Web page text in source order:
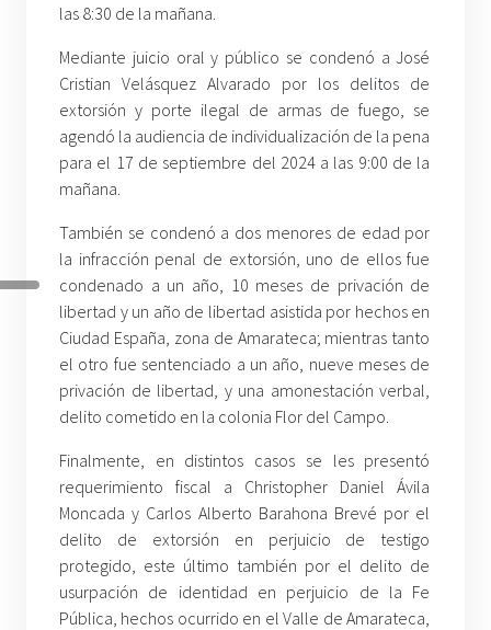
las 8:30 de la mañana.
Mediante juicio oral y público se condenó a José
Cristian Velásquez Alvarado por los delitos de
extorsión y porte ilegal de armas de fuego, se
agendó la audiencia de individualización de la pena
para el 17 de septiembre del 2024 a las 9:00 de la
mañana.
También se condenó a dos menores de edad por
la infracción penal de extorsión, uno de ellos fue
condenado a un año, 10 meses de privación de
libertad y un año de libertad asistida por hechos en
Ciudad España, zona de Amarateca; mientras tanto
el otro fue sentenciado a un año, nueve meses de
privación de libertad, y una amonestación verbal,
delito cometido en la colonia Flor del Campo.
Finalmente, en distintos casos se les presentó
requerimiento fiscal a Christopher Daniel Ávila
Moncada y Carlos Alberto Barahona Brevé por el
delito de extorsión en perjuicio de testigo
protegido, este último también por el delito de
usurpación de identidad en perjuicio de la Fe
Pública, hechos ocurrido en el Valle de Amarateca,